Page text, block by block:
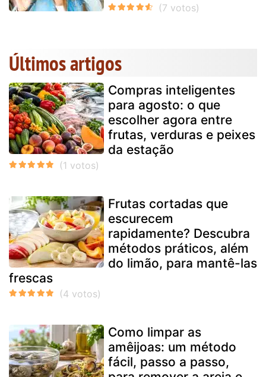
Últimos artigos
Compras inteligentes
para agosto: o que
escolher agora entre
frutas, verduras e peixes
da estação
Frutas cortadas que
escurecem
rapidamente? Descubra
métodos práticos, além
do limão, para mantê-las
frescas
Como limpar as
amêijoas: um método
fácil, passo a passo,